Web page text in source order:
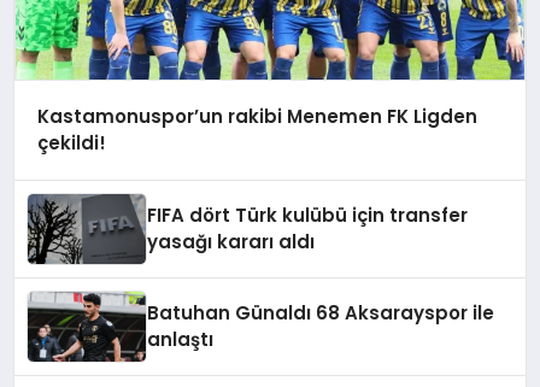
Kastamonuspor’un rakibi Menemen FK Ligden
çekildi!
FIFA dört Türk kulübü için transfer
yasağı kararı aldı
Batuhan Günaldı 68 Aksarayspor ile
anlaştı